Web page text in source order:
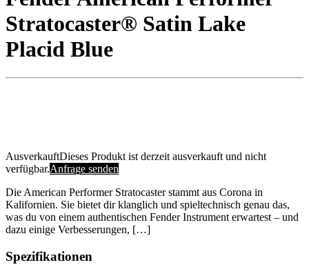
Stratocaster® Satin Lake
Placid Blue
AusverkauftDieses Produkt ist derzeit ausverkauft und nicht
verfügbar.Anfrage senden
Die American Performer Stratocaster stammt aus Corona in
Kalifornien. Sie bietet dir klanglich und spieltechnisch genau das,
was du von einem authentischen Fender Instrument erwartest – und
dazu einige Verbesserungen, […]
Spezifikationen